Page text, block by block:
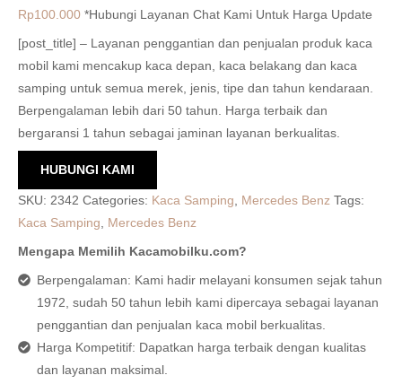
Rp100.000 *Hubungi Layanan Chat Kami Untuk Harga Update
[post_title] – Layanan penggantian dan penjualan produk kaca
mobil kami mencakup kaca depan, kaca belakang dan kaca
samping untuk semua merek, jenis, tipe dan tahun kendaraan.
Berpengalaman lebih dari 50 tahun. Harga terbaik dan
bergaransi 1 tahun sebagai jaminan layanan berkualitas.
HUBUNGI KAMI
SKU: 2342 Categories: Kaca Samping, Mercedes Benz Tags:
Kaca Samping, Mercedes Benz
Mengapa Memilih Kacamobilku.com?
Berpengalaman: Kami hadir melayani konsumen sejak tahun
1972, sudah 50 tahun lebih kami dipercaya sebagai layanan
penggantian dan penjualan kaca mobil berkualitas.
Harga Kompetitif: Dapatkan harga terbaik dengan kualitas
dan layanan maksimal.